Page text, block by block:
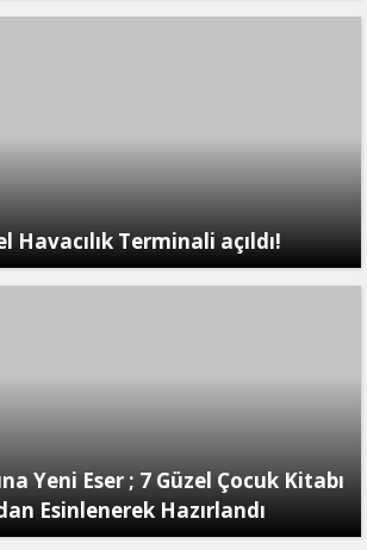
Havacılık Terminali açıldı!
Yeni Eser ; 7 Güzel Çocuk Kitabı
Esinlenerek Hazırlandı